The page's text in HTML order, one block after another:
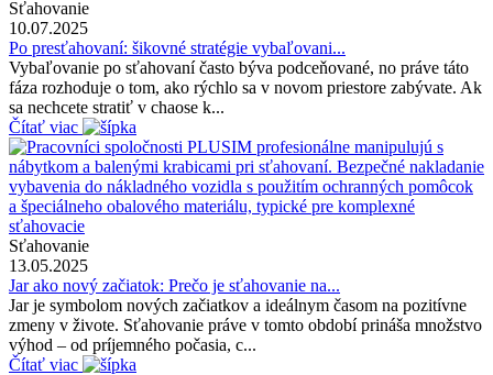
Sťahovanie
10.07.2025
Po presťahovaní: šikovné stratégie vybaľovani...
Vybaľovanie po sťahovaní často býva podceňované, no práve táto
fáza rozhoduje o tom, ako rýchlo sa v novom priestore zabývate. Ak
sa nechcete stratiť v chaose k...
Čítať viac
Sťahovanie
13.05.2025
Jar ako nový začiatok: Prečo je sťahovanie na...
Jar je symbolom nových začiatkov a ideálnym časom na pozitívne
zmeny v živote. Sťahovanie práve v tomto období prináša množstvo
výhod – od príjemného počasia, c...
Čítať viac